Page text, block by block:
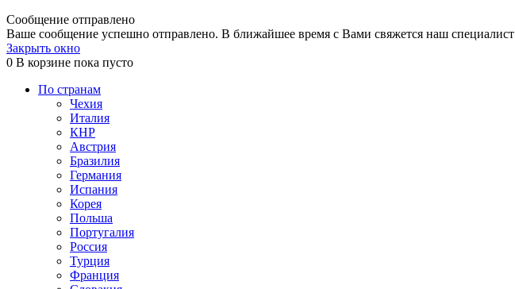
Сообщение отправлено
Ваше сообщение успешно отправлено. В ближайшее время с Вами свяжется наш специалист
Закрыть окно
0 В корзине пока пусто
По странам
Чехия
Италия
КНР
Австрия
Бразилия
Германия
Испания
Корея
Польша
Португалия
Россия
Турция
Франция